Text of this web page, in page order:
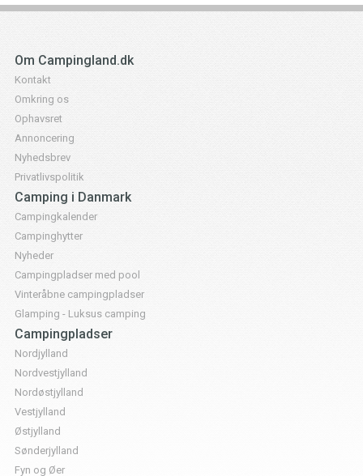
Om Campingland.dk
Kontakt
Omkring os
Ophavsret
Annoncering
Nyhedsbrev
Privatlivspolitik
Camping i Danmark
Campingkalender
Campinghytter
Nyheder
Campingpladser med pool
Vinteråbne campingpladser
Glamping - Luksus camping
Campingpladser
Nordjylland
Nordvestjylland
Nordøstjylland
Vestjylland
Østjylland
Sønderjylland
Fyn og Øer